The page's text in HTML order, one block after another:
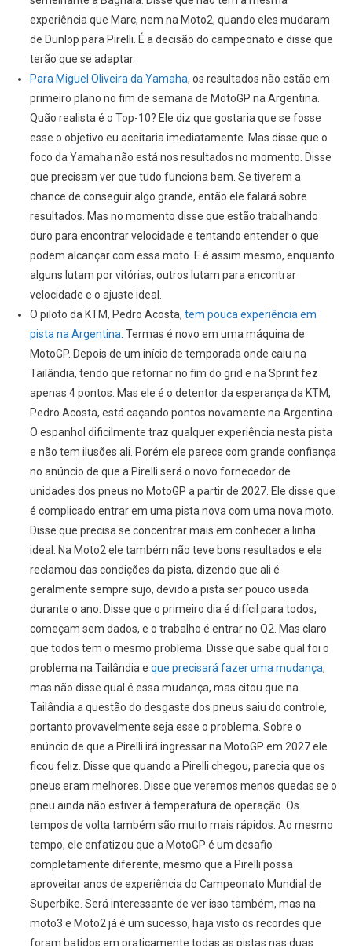
experiência que Marc, nem na Moto2, quando eles mudaram
de Dunlop para Pirelli. É a decisão do campeonato e disse que
terão que se adaptar.
Para Miguel Oliveira da Yamaha, os resultados não estão em
primeiro plano no fim de semana de MotoGP na Argentina.
Quão realista é o Top-10? Ele diz que gostaria que se fosse
esse o objetivo eu aceitaria imediatamente. Mas disse que o
foco da Yamaha não está nos resultados no momento. Disse
que precisam ver que tudo funciona bem. Se tiverem a
chance de conseguir algo grande, então ele falará sobre
resultados. Mas no momento disse que estão trabalhando
duro para encontrar velocidade e tentando entender o que
podem alcançar com essa moto. E é assim mesmo, enquanto
alguns lutam por vitórias, outros lutam para encontrar
velocidade e o ajuste ideal.
O piloto da KTM, Pedro Acosta, tem pouca experiência em
pista na Argentina. Termas é novo em uma máquina de
MotoGP. Depois de um início de temporada onde caiu na
Tailândia, tendo que retornar no fim do grid e na Sprint fez
apenas 4 pontos. Mas ele é o detentor da esperança da KTM,
Pedro Acosta, está caçando pontos novamente na Argentina.
O espanhol dificilmente traz qualquer experiência nesta pista
e não tem ilusões ali. Porém ele parece com grande confiança
no anúncio de que a Pirelli será o novo fornecedor de
unidades dos pneus no MotoGP a partir de 2027. Ele disse que
é complicado entrar em uma pista nova com uma nova moto.
Disse que precisa se concentrar mais em conhecer a linha
ideal. Na Moto2 ele também não teve bons resultados e ele
reclamou das condições da pista, dizendo que ali é
geralmente sempre sujo, devido a pista ser pouco usada
durante o ano. Disse que o primeiro dia é difícil para todos,
começam sem dados, e o trabalho é entrar no Q2. Mas claro
que todos tem o mesmo problema. Disse que sabe qual foi o
problema na Tailândia e que precisará fazer uma mudança,
mas não disse qual é essa mudança, mas citou que na
Tailândia a questão do desgaste dos pneus saiu do controle,
portanto provavelmente seja esse o problema. Sobre o
anúncio de que a Pirelli irá ingressar na MotoGP em 2027 ele
ficou feliz. Disse que quando a Pirelli chegou, parecia que os
pneus eram melhores. Disse que veremos menos quedas se o
pneu ainda não estiver à temperatura de operação. Os
tempos de volta também são muito mais rápidos. Ao mesmo
tempo, ele enfatizou que a MotoGP é um desafio
completamente diferente, mesmo que a Pirelli possa
aproveitar anos de experiência do Campeonato Mundial de
Superbike. Será interessante de ver isso também, mas na
moto3 e Moto2 já é um sucesso, haja visto os recordes que
foram batidos em praticamente todas as pistas nas duas